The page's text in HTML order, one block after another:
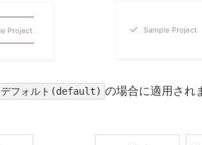
デフォルト(default) の場合に適用され